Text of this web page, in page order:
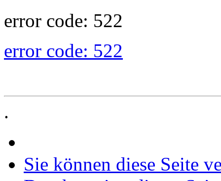
error code: 522
error code: 522
.
Sie können diese Seite